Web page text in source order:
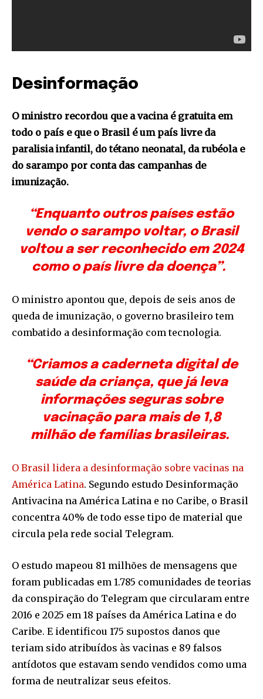
Desinformação
O ministro recordou que a vacina é gratuita em
todo o país e que o Brasil é um país livre da
paralisia infantil, do tétano neonatal, da rubéola e
do sarampo por conta das campanhas de
imunização.
“Enquanto outros países estão
vendo o sarampo voltar, o Brasil
voltou a ser reconhecido em 2024
como o país livre da doença”.
O ministro apontou que, depois de seis anos de
queda de imunização, o governo brasileiro tem
combatido a desinformação com tecnologia.
“Criamos a caderneta digital de
saúde da criança, que já leva
informações seguras sobre
vacinação para mais de 1,8
milhão de famílias brasileiras.
O Brasil lidera a desinformação sobre vacinas na
América Latina. Segundo estudo Desinformação
Antivacina na América Latina e no Caribe, o Brasil
concentra 40% de todo esse tipo de material que
circula pela rede social Telegram.
O estudo mapeou 81 milhões de mensagens que
foram publicadas em 1.785 comunidades de teorias
da conspiração do Telegram que circularam entre
2016 e 2025 em 18 países da América Latina e do
Caribe. E identificou 175 supostos danos que
teriam sido atribuídos às vacinas e 89 falsos
antídotos que estavam sendo vendidos como uma
forma de neutralizar seus efeitos.